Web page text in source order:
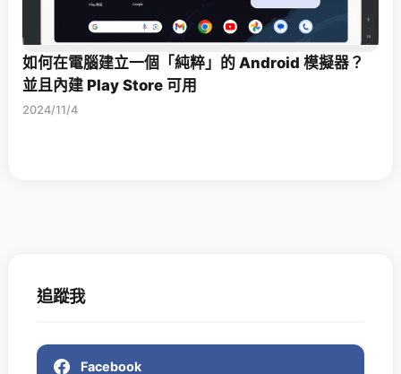
如何在電腦建立一個「純粹」的 Android 模擬器？
並且內建 Play Store 可用
2024/11/4
追蹤我
Facebook